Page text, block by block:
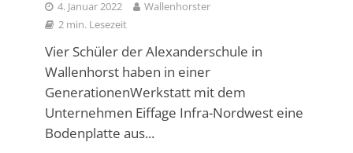
4. Januar 2022
Wallenhorster
2 min. Lesezeit
Vier Schüler der Alexanderschule in
Wallenhorst haben in einer
GenerationenWerkstatt mit dem
Unternehmen Eiffage Infra-Nordwest eine
Bodenplatte aus...